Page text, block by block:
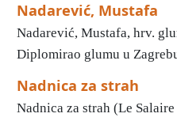
Nadarević, Mustafa
Nadarević, Mustafa, hrv.
Diplomirao glumu u
Nadnica za strah
Nadnica za strah (Le